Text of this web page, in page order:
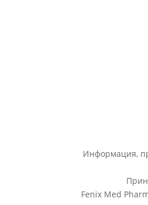
Информация,
Fenix Med